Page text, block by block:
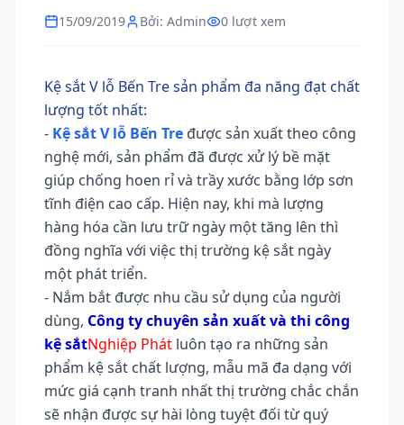
15/09/2019 Bởi: Admin 0 lượt xem
Kệ sắt V lỗ Bến Tre sản phẩm đa năng đạt chất
lượng tốt nhất:
- Kệ sắt V lỗ Bến Tre được sản xuất theo công
nghệ mới, sản phẩm đã được xử lý bề mặt
giúp chống hoen rỉ và trầy xước bằng lớp sơn
tĩnh điện cao cấp. Hiện nay, khi mà lượng
hàng hóa cần lưu trữ ngày một tăng lên thì
đồng nghĩa với việc thị trường kệ sắt ngày
một phát triển.
- Nắm bắt được nhu cầu sử dụng của người
dùng, Công ty chuyên sản xuất và thi công
kệ sắtNghiệp Phát luôn tạo ra những sản
phẩm kệ sắt chất lượng, mẫu mã đa dạng với
mức giá cạnh tranh nhất thị trường chắc chắn
sẽ nhận được sự hài lòng tuyệt đối từ quý